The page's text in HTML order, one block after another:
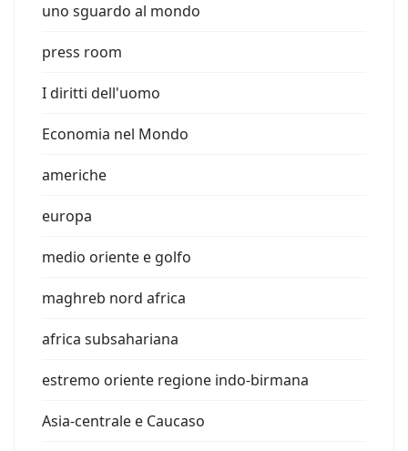
uno sguardo al mondo
press room
I diritti dell'uomo
Economia nel Mondo
americhe
europa
medio oriente e golfo
maghreb nord africa
africa subsahariana
estremo oriente regione indo-birmana
Asia-centrale e Caucaso